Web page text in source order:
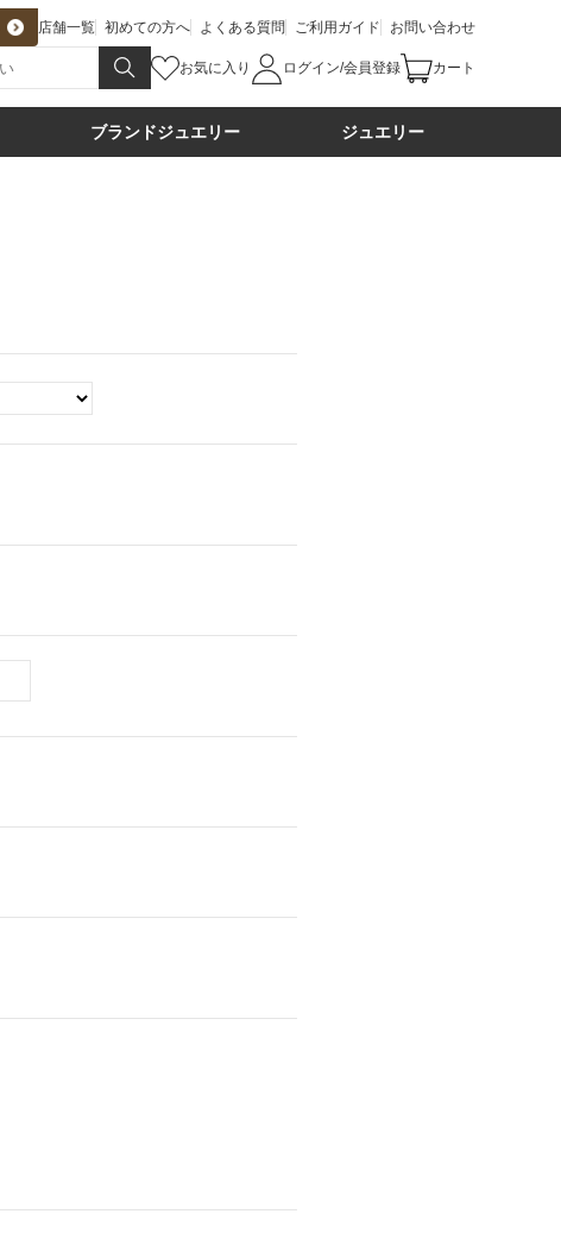
店舗一覧 初めての方へ よくある質問 ご利用ガイド お問い合わせ
お気に入り ログイン/会員登録 カート
ブランドジュエリー ジュエリー